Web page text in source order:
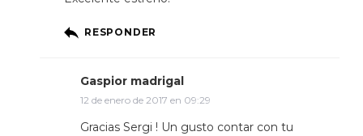
RESPONDER
Gaspior madrigal
12 de enero de 2017 en 09:29
Gracias Sergi ! Un gusto contar con tu